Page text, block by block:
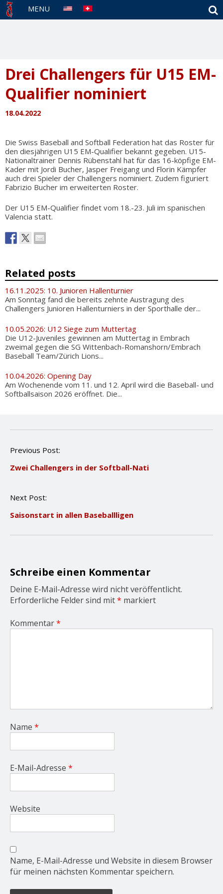
MENU
Drei Challengers für U15 EM-
Qualifier nominiert
18.04.2022
Die Swiss Baseball and Softball Federation hat das Roster für
den diesjährigen U15 EM-Qualifier bekannt gegeben. U15-
Nationaltrainer Dennis Rübenstahl hat für das 16-köpfige EM-
Kader mit Jordi Bucher, Jasper Freigang und Florin Kämpfer
auch drei Spieler der Challengers nominiert. Zudem figuriert
Fabrizio Bucher im erweiterten Roster.
Der U15 EM-Qualifier findet vom 18.-23. Juli im spanischen
Valencia statt.
Related posts
16.11.2025: 10. Junioren Hallenturnier
Am Sonntag fand die bereits zehnte Austragung des
Challengers Junioren Hallenturniers in der Sporthalle der...
10.05.2026: U12 Siege zum Muttertag
Die U12-Juveniles gewinnen am Muttertag in Embrach
zweimal gegen die SG Wittenbach-Romanshorn/Embrach
Baseball Team/Zürich Lions...
10.04.2026: Opening Day
Am Wochenende vom 11. und 12. April wird die Baseball- und
Softballsaison 2026 eröffnet. Die...
P
s
a
i
o
n
Previous Post:
Zwei Challengers in der Softball-Nati
Next Post:
Saisonstart in allen Baseballligen
Schreibe einen Kommentar
Deine E-Mail-Adresse wird nicht veröffentlicht.
Erforderliche Felder sind mit* markiert
Kommentar*
Name *
E-Mail-Adresse *
Website
Name, E-Mail-Adresse und Website in diesem Browser
für meinen nächsten Kommentar speichern.